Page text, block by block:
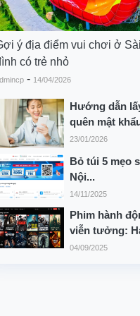
ý địa điểm vui chơi ở
có trẻ nhỏ
- 14/04/2026
Hướng dẫn
quên mật
23/01/2026
Bỏ túi 5 mẹo
Nội...
14/11/2025
Phim hành
viễn tưởng:
04/09/2025